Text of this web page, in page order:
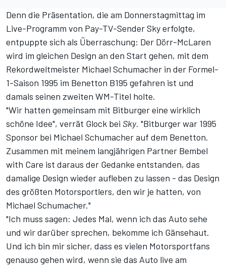
Denn die Präsentation, die am Donnerstagmittag im
Live-Programm von Pay-TV-Sender Sky erfolgte,
entpuppte sich als Überraschung: Der Dörr-McLaren
wird im gleichen Design an den Start gehen, mit dem
Rekordweltmeister Michael Schumacher in der Formel-
1-Saison 1995 im Benetton B195 gefahren ist und
damals seinen zweiten WM-Titel holte.
"Wir hatten gemeinsam mit Bitburger eine wirklich
schöne Idee", verrät Glock bei Sky. "Bitburger war 1995
Sponsor bei Michael Schumacher auf dem Benetton.
Zusammen mit meinem langjährigen Partner Bembel
with Care ist daraus der Gedanke entstanden, das
damalige Design wieder aufleben zu lassen - das Design
des größten Motorsportlers, den wir je hatten, von
Michael Schumacher."
"Ich muss sagen: Jedes Mal, wenn ich das Auto sehe
und wir darüber sprechen, bekomme ich Gänsehaut.
Und ich bin mir sicher, dass es vielen Motorsportfans
genauso gehen wird, wenn sie das Auto live am